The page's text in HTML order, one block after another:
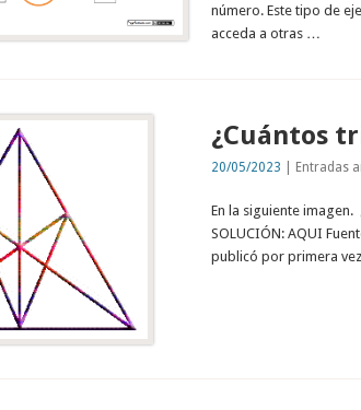
número. Este tipo de
acceda a otras …
¿Cuántos
20/05/2023 | Entradas
En la siguiente
SOLUCIÓN: AQUI
publicó por primera